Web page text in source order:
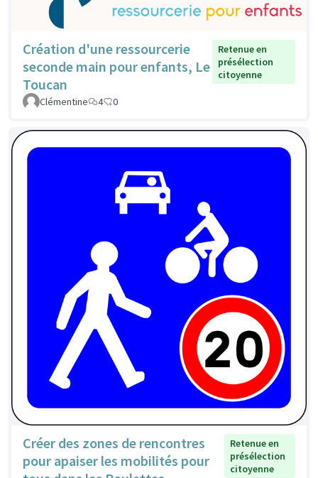
Création d'une ressourcerie
seconde main pour enfants, Le
Toucan
Retenue en
présélection
citoyenne
Clémentine 4 0
Créer des zones de rencontres
pour apaiser les mobilités pour
Retenue en
présélection
citoyenne